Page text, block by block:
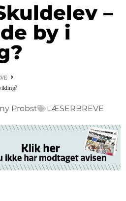
–
by i
Probst LÆSERBREVE